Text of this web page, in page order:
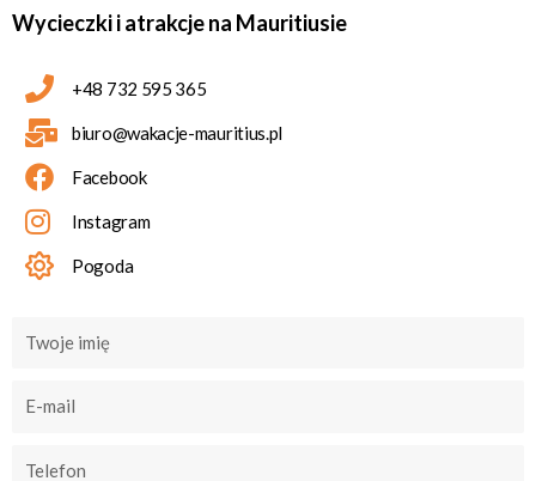
Wycieczki i atrakcje na Mauritiusie
+48 732 595 365
biuro@wakacje-mauritius.pl
Facebook
Instagram
Pogoda